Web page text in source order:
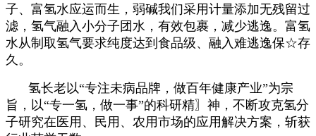
子、富氢水应运而生，弱碱我们采用计量添加无残留过
滤，氢气融入小分子团水，有效包裹，减少逃逸。富氢
水从制取氢气要求纯度达到食品级、融入难逃逸保☆存
久。
氢长老以“专注未病品牌，做百年健康产业”为宗
旨，以“专一氢，做一事”的科研精〗神，不断攻克氢分
子研究在医用、民用、农用市场的应用解决方案，斩获